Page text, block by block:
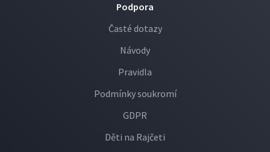
Podpora
Časté dotazy
Návody
Pravidla
Podmínky soukromí
GDPR
Děti na Rajčeti